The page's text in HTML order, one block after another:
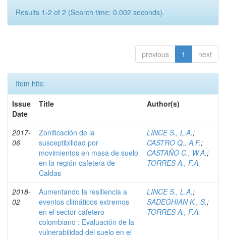
Results 1-2 of 2 (Search time: 0.002 seconds).
previous 1 next
Item hits:
Issue
Date
Title Author(s)
2017-
06
Zonificación de la
susceptibilidad por
movimientos en masa de suelo
en la región cafetera de
Caldas
LINCE S., L.A.;
CASTRO Q., A.F.;
CASTAÑO C., W.A.;
TORRES A., F.A.
2018-
02
Aumentando la resiliencia a
eventos climáticos extremos
en el sector cafetero
colombiano : Evaluación de la
vulnerabilidad del suelo en el
LINCE S., L.A.;
SADEGHIAN K., S.;
TORRES A., F.A.